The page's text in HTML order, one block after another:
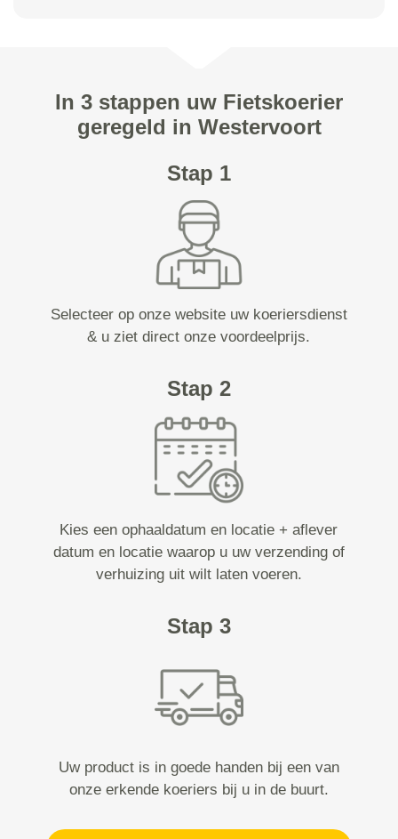
In 3 stappen uw Fietskoerier
geregeld in Westervoort
Stap 1
Selecteer op onze website uw koeriersdienst
& u ziet direct onze voordeelprijs.
Stap 2
Kies een ophaaldatum en locatie + aflever
datum en locatie waarop u uw verzending of
verhuizing uit wilt laten voeren.
Stap 3
Uw product is in goede handen bij een van
onze erkende koeriers bij u in de buurt.